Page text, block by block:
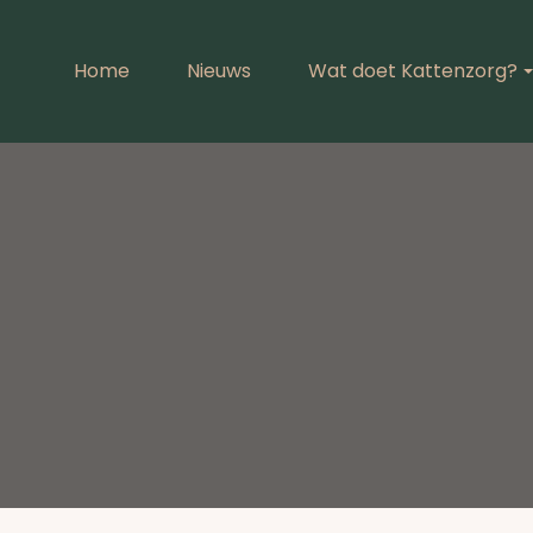
Home Nieuws Wat doet Kattenzorg?